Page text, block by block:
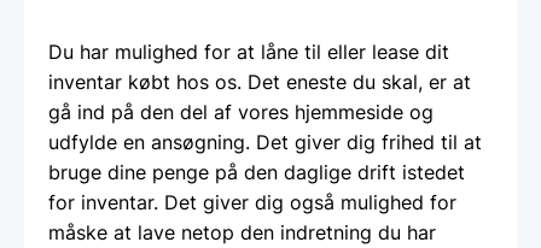
Du har mulighed for at låne til eller lease dit
inventar købt hos os. Det eneste du skal, er at
gå ind på den del af vores hjemmeside og
udfylde en ansøgning. Det giver dig frihed til at
bruge dine penge på den daglige drift istedet
for inventar. Det giver dig også mulighed for
måske at lave netop den indretning du har